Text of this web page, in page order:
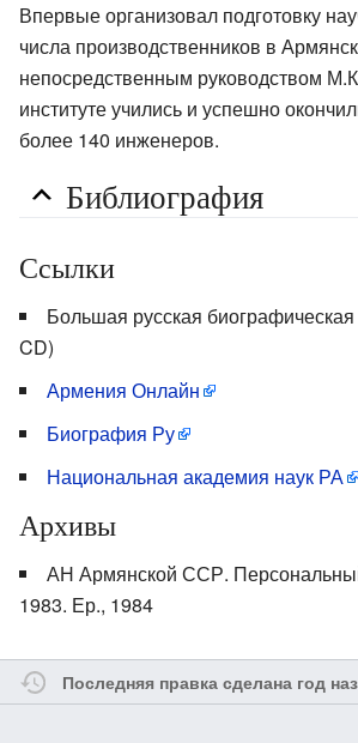
Впервые организовал подготовку
числа производственников в
непосредственным руководством
институте учились и успешно
более 140 инженеров.
Библиография
Ссылки
Большая русская
CD)
Армения Онлайн
Биография Ру
Национальная академия наук РА
Архивы
АН Армянской ССР.
1983. Ер., 1984
Последняя правка сделана год